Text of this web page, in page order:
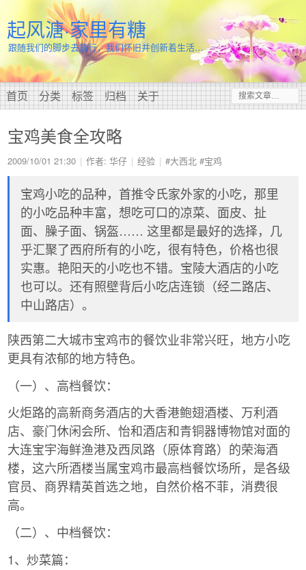
起风溏·家里有糖
跟随我们的脚步去旅行，我们怀旧并创新着生活…
首页 分类 标签 归档 关于
宝鸡美食全攻略
2009/10/01 21:30 作者: 华仔 经验 #大西北 #宝鸡
宝鸡小吃的品种，首推令氏家外家的小吃，那里
的小吃品种丰富，想吃可口的凉菜、面皮、扯
面、臊子面、锅盔…… 这里都是最好的选择，几
乎汇聚了西府所有的小吃，很有特色，价格也很
实惠。艳阳天的小吃也不错。宝陵大酒店的小吃
也可以。还有照壁背后小吃店连锁（经二路店、
中山路店）。
陕西第二大城市宝鸡市的餐饮业非常兴旺，地方小吃
更具有浓郁的地方特色。
（一）、高档餐饮：
火炬路的高新商务酒店的大香港鲍翅酒楼、万利酒
店、豪门休闲会所、怡和酒店和青铜器博物馆对面的
大连宝宇海鲜渔港及西凤路（原体育路）的荣海酒
楼，这六所酒楼当属宝鸡市最高档餐饮场所，是各级
官员、商界精英首选之地，自然价格不菲，消费很
高。
（二）、中档餐饮：
1、炒菜篇：